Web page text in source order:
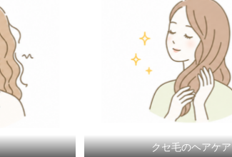
クセ毛のヘアケア